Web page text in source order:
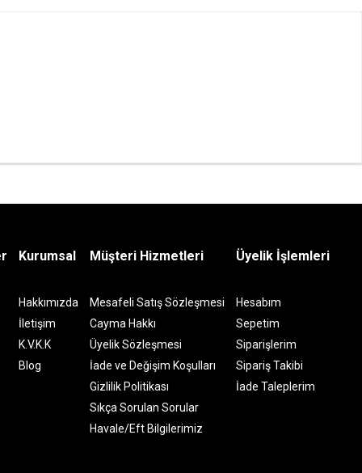
Kurumsal
Hakkımızda
İletişim
K.V.K.K
Blog
Müşteri Hizmetleri
Mesafeli Satış Sözleşmesi
Cayma Hakkı
Üyelik Sözleşmesi
İade ve Değişim Koşulları
Gizlilik Politikası
Sıkça Sorulan Sorular
Havale/Eft Bilgilerimiz
Üyelik İşlemleri
Hesabım
Sepetim
Siparişlerim
Sipariş Takibi
İade Taleplerim